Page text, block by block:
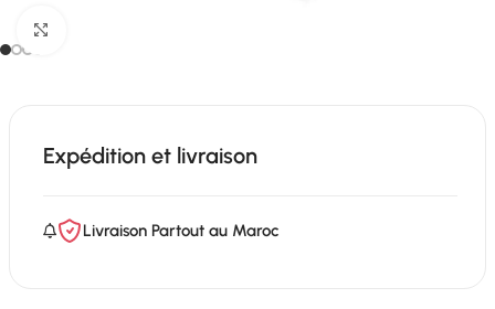
Expédition et livraison
Livraison Partout au Maroc